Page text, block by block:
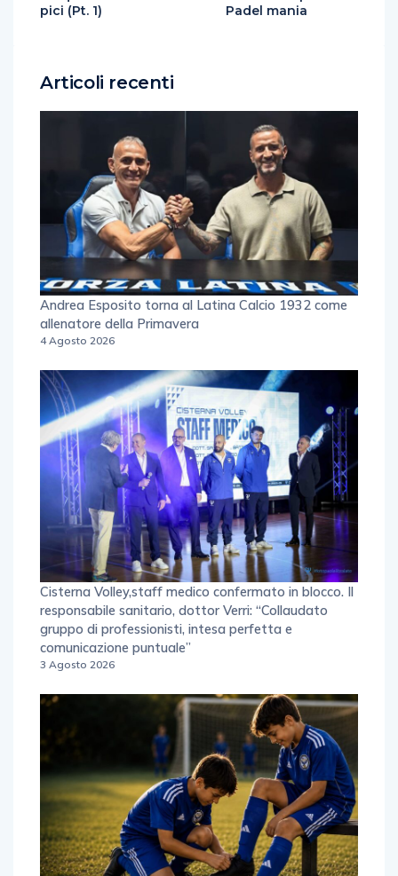
pici (Pt. 1)
Padel mania
Articoli recenti
Andrea Esposito torna al Latina Calcio 1932 come
allenatore della Primavera
4 Agosto 2026
Cisterna Volley,staff medico confermato in blocco. Il
responsabile sanitario, dottor Verri: “Collaudato
gruppo di professionisti, intesa perfetta e
comunicazione puntuale”
3 Agosto 2026